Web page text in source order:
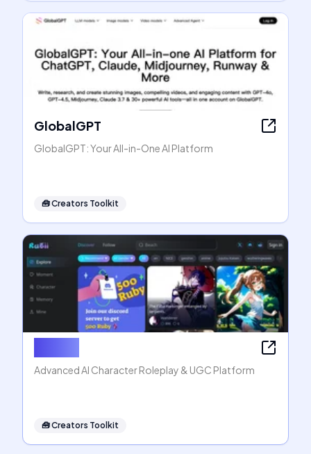
GlobalGPT
GlobalGPT: Your All-in-One AI Platform
🧰Creators Toolkit
Advanced AI Character Roleplay & UGC Platform
🧰Creators Toolkit